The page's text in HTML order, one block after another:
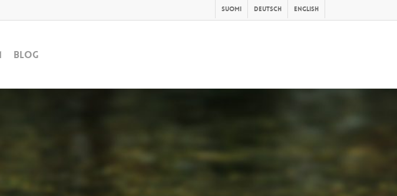
Suomi Deutsch English
Blog